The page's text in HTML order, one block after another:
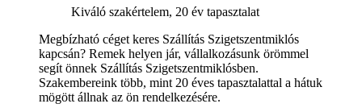
Kiváló szakértelem, 20 év tapasztalat
Megbízható céget keres Szállítás Szigetszentmiklós
kapcsán? Remek helyen jár, vállalkozásunk örömmel
segít önnek Szállítás Szigetszentmiklósben.
Szakembereink több, mint 20 éves tapasztalattal a hátuk
mögött állnak az ön rendelkezésére.